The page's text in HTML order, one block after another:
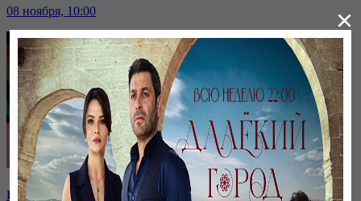
08 ноября, 10:00
Бастық боламын | 18 серия
×